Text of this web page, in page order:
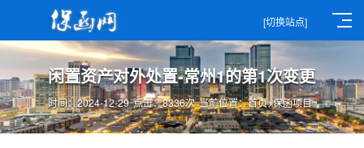
[切换站点]
闲置资产对外处置-常州1的第1次变更
当前位置：首页>保函项目
时间：2024-12-29 点击：8336次